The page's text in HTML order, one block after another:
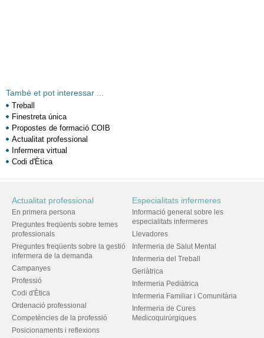
També et pot interessar ...
Treball
Finestreta única
Propostes de formació COIB
Actualitat professional
Infermera virtual
Codi d'Ètica
Actualitat professional
En primera persona
Preguntes freqüents sobre temes
professionals
Preguntes freqüents sobre la gestió
infermera de la demanda
Campanyes
Professió
Codi d'Ètica
Ordenació professional
Competències de la professió
Posicionaments i reflexions
Especialitats infermeres
Informació general sobre les
especialitats infermeres
Llevadores
Infermeria de Salut Mental
Infermeria del Treball
Geriàtrica
Infermeria Pediàtrica
Infermeria Familiar i Comunitària
Infermeria de Cures
Medicoquirúrgiques